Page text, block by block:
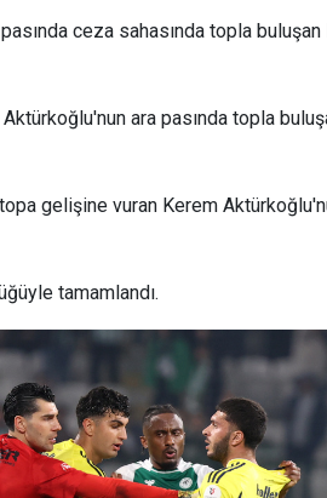
ceza sahasında topla buluşan
ara pasında topla
gelişine vuran Kerem
tamamlandı.